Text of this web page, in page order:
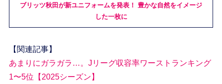
ブリッツ秋田が新ユニフォームを発表！ 豊かな自然をイメージ
した一枚に
【関連記事】
あまりにガラガラ…。Jリーグ収容率ワーストランキング
1〜5位【2025シーズン】